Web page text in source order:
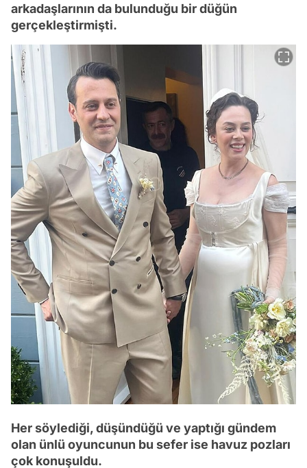
arkadaşlarının da bulunduğu bir düğün
gerçekleştirmişti.
Her söylediği, düşündüğü ve yaptığı gündem
olan ünlü oyuncunun bu sefer ise havuz pozları
çok konuşuldu.